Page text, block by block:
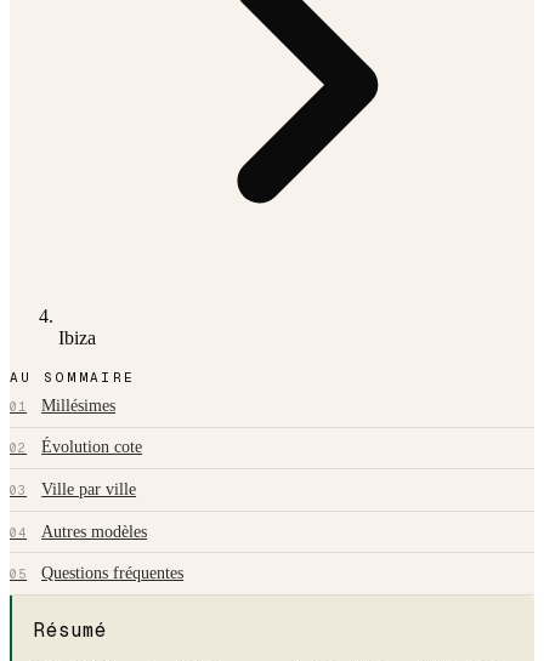
Ibiza
AU SOMMAIRE
01 Millésimes
02 Évolution cote
03 Ville par ville
04 Autres modèles
05 Questions fréquentes
Résumé